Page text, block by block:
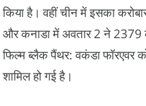
किया है। वहीं चीन में इसका
और कनाडा में अवतार 2 ने 2379
फिल्म ब्लैक पैंथर: वकंडा फॉरएवर
शामिल हो गई है।